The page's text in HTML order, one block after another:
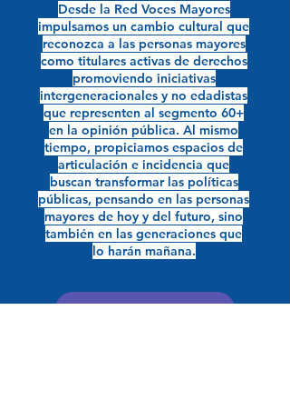
​Desde la Red Voces Mayores
impulsamos un cambio cultural que
reconozca a las personas mayores
como titulares activas de derechos
promoviendo iniciativas
intergeneracionales y no edadistas
que representen al segmento 60+
en la opinión pública. Al mismo
tiempo, propiciamos espacios de
articulación e incidencia que
buscan transformar las políticas
públicas, pensando en las personas
mayores de hoy y del futuro, sino
también en las generaciones que
lo harán mañana.